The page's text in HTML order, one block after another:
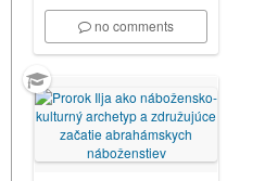
no comments